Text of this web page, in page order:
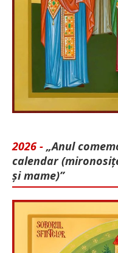
2026 - „Anul
calendar
și mame)”